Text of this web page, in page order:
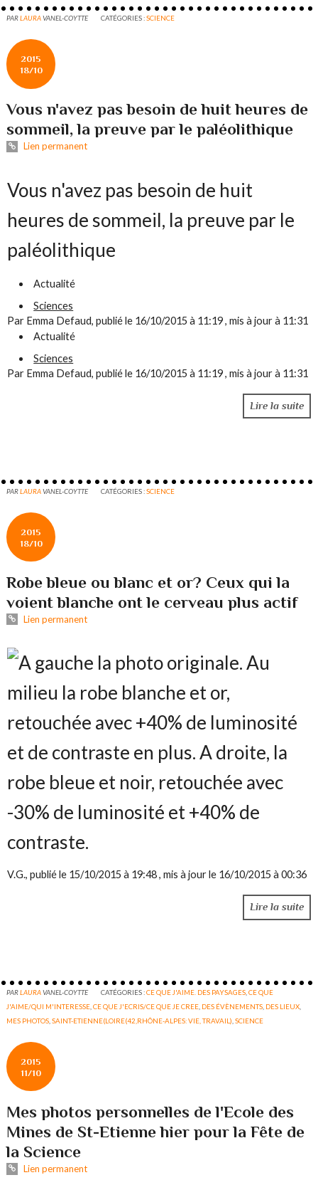
PARLAURAVANEL-COYTTE CATÉGORIES :SCIENCE
2015
18/10
Vous n'avez pas besoin de huit heures de
sommeil, la preuve par le paléolithique
Lien permanent
Vous n'avez pas besoin de huit
heures de sommeil, la preuve par le
paléolithique
Actualité
Sciences
Par Emma Defaud, publié le 16/10/2015 à 11:19 , mis à jour à 11:31
Actualité
Sciences
Par Emma Defaud, publié le 16/10/2015 à 11:19 , mis à jour à 11:31
Lire la suite
PARLAURAVANEL-COYTTE CATÉGORIES :SCIENCE
2015
18/10
Robe bleue ou blanc et or? Ceux qui la
voient blanche ont le cerveau plus actif
Lien permanent
V.G., publié le 15/10/2015 à 19:48 , mis à jour le 16/10/2015 à 00:36
Lire la suite
PARLAURAVANEL-COYTTE CATÉGORIES :CE QUE J'AIME. DES PAYSAGES ,CE QUE
J'AIME/QUI M'INTERESSE ,CE QUE J'ECRIS/CE QUE JE CREE DES ÉVÈNEMENTS DES LIEUX
MES PHOTOS ,SAINT-ETIENNE(LOIRE(42,RHÔNE-ALPES: VIE, TRAVAIL) ,SCIENCE
2015
11/10
Mes photos personnelles de l'Ecole des
Mines de St-Etienne hier pour la Fête de
la Science
Lien permanent